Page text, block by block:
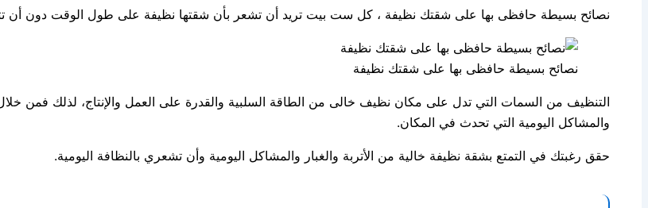
نصائح بسيطة حافظى بها على شقتك نظيفة ، كل ست بيت تريد أن تشعر بأن شقتها نظيفة على طول الوقت دون أن
نصائح بسيطة حافظى بها على شقتك نظيفة
التنظيف من السمات التي تدل على مكان نظيف خالى من الطاقة السلبية والقدرة على العمل والإنتاج، لذلك فمن
والمشاكل اليومية التي تحدث في المكان.
حقق رغبتك في التمتع بشقة نظيفة خالية من الأتربة والغبار والمشاكل اليومية وأن تشعري بالنظافة اليومية.